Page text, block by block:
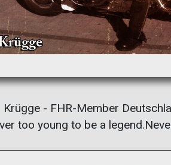
Krügge - FHR-Member
too young to be a legend.Never